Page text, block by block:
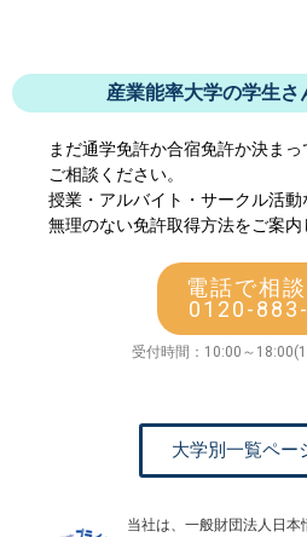
産業能率大学の学生
まだ通学免許か合宿免許か決ま
ご相談ください。
授業・アルバイト・サークル活動
無理のない免許取得方法をご案内
電話で相
0120-
受付時間：10:00～
大学別一覧ペー
当社は、一般財団法人日